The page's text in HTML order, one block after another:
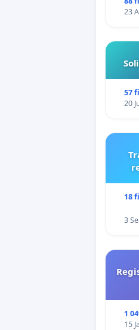
23
57
20
18
3
1
15